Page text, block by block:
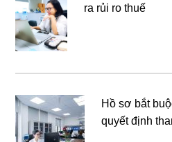
ra rủi ro thuế
Hồ sơ bắt
quyết định